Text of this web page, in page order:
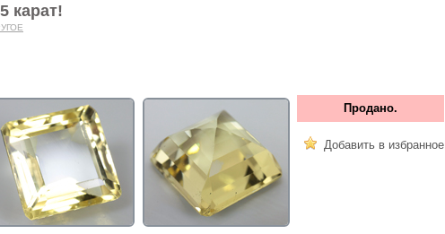
карат!
Продано.
Добавить в избранное